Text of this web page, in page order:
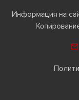
Информация на